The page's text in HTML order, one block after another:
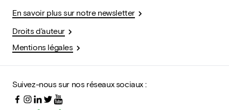
En savoir plus sur notre newsletter
Droits d'auteur
Mentions légales
Suivez-nous sur nos réseaux sociaux :